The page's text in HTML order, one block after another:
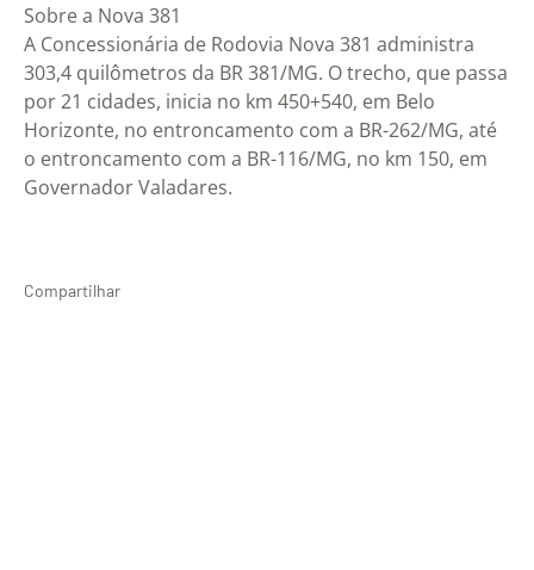
Sobre a Nova 381
A Concessionária de Rodovia Nova 381 administra
303,4 quilômetros da BR 381/MG. O trecho, que passa
por 21 cidades, inicia no km 450+540, em Belo
Horizonte, no entroncamento com a BR-262/MG, até
o entroncamento com a BR-116/MG, no km 150, em
Governador Valadares.
Compartilhar